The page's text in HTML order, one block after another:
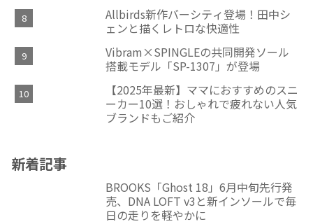
Allbirds新作バーシティ登場！田中シ
ェンと描くレトロな快適性
Vibram×SPINGLEの共同開発ソール
搭載モデル「SP-1307」が登場
【2025年最新】ママにおすすめのスニ
ーカー10選！おしゃれで疲れない人気
ブランドもご紹介
新着記事
BROOKS「Ghost 18」6月中旬先行発
売、DNA LOFT v3と新インソールで毎
日の走りを軽やかに